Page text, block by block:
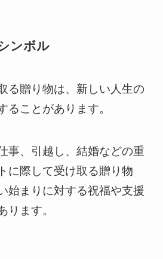
ンボル
る贈り物は、新しい人生の
ることがあります。
事、引越し、結婚などの重
に際して受け取る贈り物
始まりに対する祝福や支援
ります。